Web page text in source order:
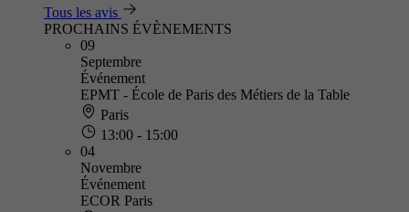
Tous les avis
PROCHAINS ÉVÈNEMENTS
09
Septembre
Événement
EPMT - École de Paris des Métiers de la Table
Paris
13:00 - 15:00
04
Novembre
Événement
ECOR Paris